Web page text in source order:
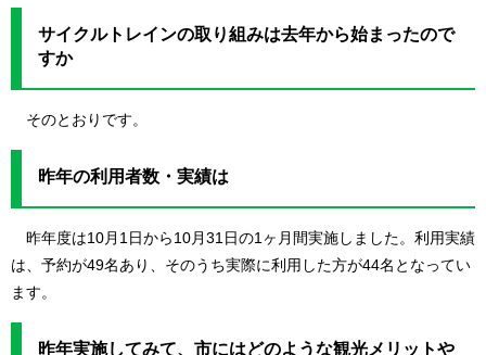
サイクルトレインの取り組みは去年から始まったので
すか
そのとおりです。
昨年の利用者数・実績は
昨年度は10月1日から10月31日の1ヶ月間実施しました。利用実績
は、予約が49名あり、そのうち実際に利用した方が44名となってい
ます。
昨年実施してみて、市にはどのような観光メリットや